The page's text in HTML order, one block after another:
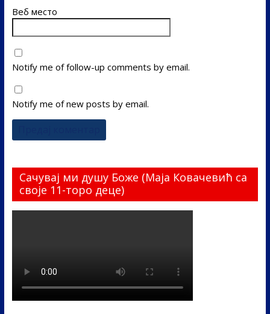
Веб место
Notify me of follow-up comments by email.
Notify me of new posts by email.
Сачувај ми душу Боже (Маја Ковачевић са
своје 11-торо деце)